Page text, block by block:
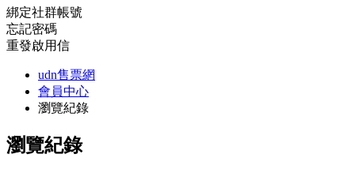
綁定社群帳號
忘記密碼
重發啟用信
udn售票網
會員中心
瀏覽紀錄
瀏覽紀錄